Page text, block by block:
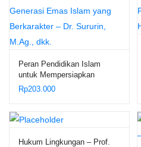
Peran Pendidikan Islam
untuk Mempersiapkan
Generasi Emas Islam yang
Berkarakter – Dr. Sururin,
Rp203.000
Hukum Lingkungan – Prof.